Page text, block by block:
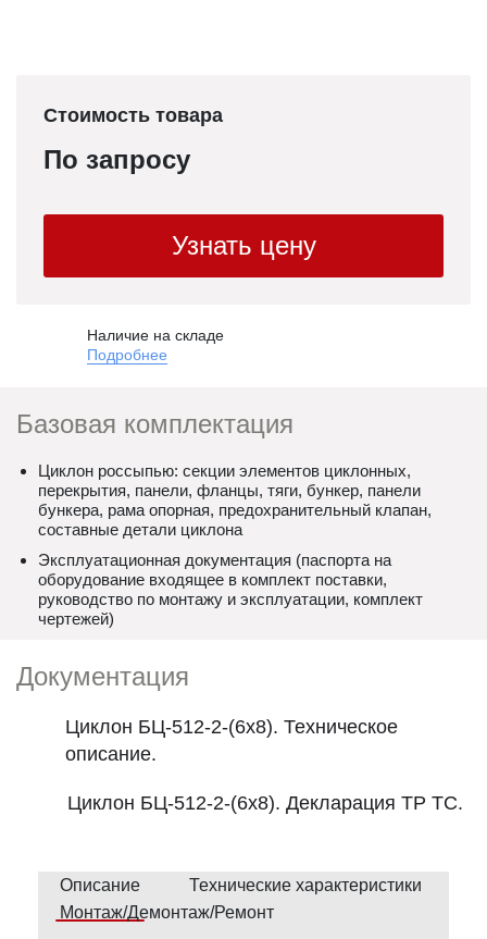
Стоимость товара
По запросу
Узнать цену
Наличие на складе
Подробнее
Базовая комплектация
Циклон россыпью: секции элементов циклонных,
перекрытия, панели, фланцы, тяги, бункер, панели
бункера, рама опорная, предохранительный клапан,
составные детали циклона
Эксплуатационная документация (паспорта на
оборудование входящее в комплект поставки,
руководство по монтажу и эксплуатации, комплект
чертежей)
Документация
Циклон БЦ-512-2-(6х8). Техническое
описание.
Циклон БЦ-512-2-(6х8). Декларация ТР ТС.
Описание
Технические характеристики
Монтаж/Демонтаж/Ремонт